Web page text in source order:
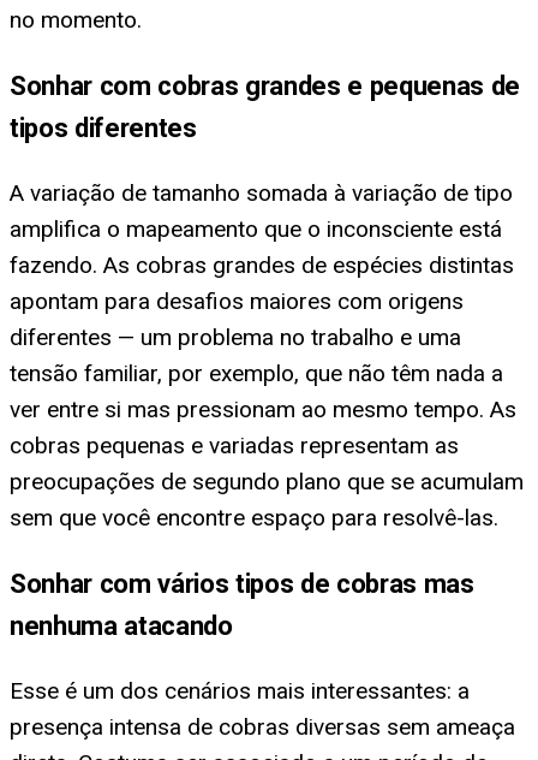
no momento.
Sonhar com cobras grandes e pequenas de
tipos diferentes
A variação de tamanho somada à variação de tipo
amplifica o mapeamento que o inconsciente está
fazendo. As cobras grandes de espécies distintas
apontam para desafios maiores com origens
diferentes — um problema no trabalho e uma
tensão familiar, por exemplo, que não têm nada a
ver entre si mas pressionam ao mesmo tempo. As
cobras pequenas e variadas representam as
preocupações de segundo plano que se acumulam
sem que você encontre espaço para resolvê-las.
Sonhar com vários tipos de cobras mas
nenhuma atacando
Esse é um dos cenários mais interessantes: a
presença intensa de cobras diversas sem ameaça